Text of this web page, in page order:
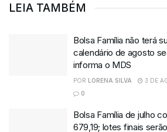
LEIA TAMBÉM
Bolsa Família não terá
calendário de agosto
informa o MDS
POR LORENA SILVA
3 DE
0
Bolsa Família de julho
679,19; lotes finais